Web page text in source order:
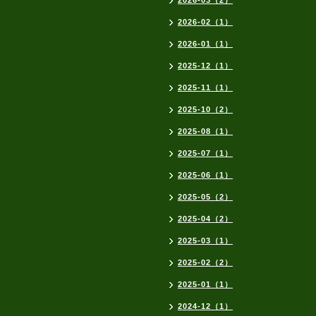
2026-02（1）
2026-01（1）
2025-12（1）
2025-11（1）
2025-10（2）
2025-08（1）
2025-07（1）
2025-06（1）
2025-05（2）
2025-04（2）
2025-03（1）
2025-02（2）
2025-01（1）
2024-12（1）